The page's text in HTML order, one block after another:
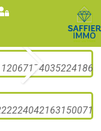
Volgende